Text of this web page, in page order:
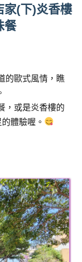
家(下)炎香樓
餐
的歐式風情，瞧
，或是炎香樓的
體驗喔。